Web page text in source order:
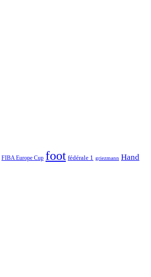
FIBA Europe Cup foot fédérale 1 griezmann Hand